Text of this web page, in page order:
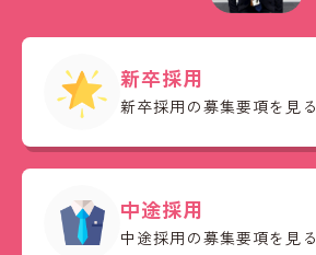
新卒採用
新卒採用の募集要項を見る
中途採用
中途採用の募集要項を見る